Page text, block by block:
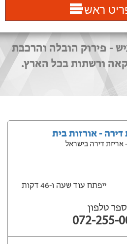
ראשי
- פירוק הובלה והרכבת
דירה - אורזות בית
- אריזת דירה בישראל
ייפתח עוד שעה ‫ו-46 דקות
טלפון
072-255-